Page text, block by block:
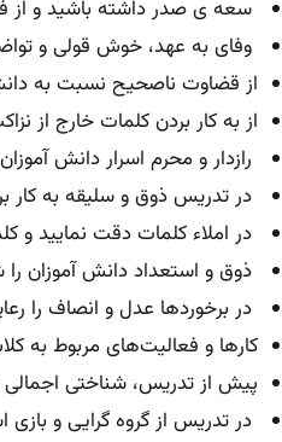
سعه ی صدر داشته باشید و از
وفای به عهد، خوش قولی و
از قضاوت ناصحیح نسبت به
از به کار بردن کلمات خارج از
رازدار و محرم اسرار دانش
در تدریس ذوق و سلیقه به کار
در املاء کلمات دقت نمایید و
ذوق و استعداد دانش آموزان
در برخوردها عدل و انصاف را
کارها و فعالیت‌های مربوط به
پیش از تدریس، شناختی
در تدریس از گروه گرایی و